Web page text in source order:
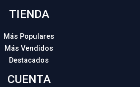
TIENDA
Más Populares
Más Vendidos
Destacados
CUENTA